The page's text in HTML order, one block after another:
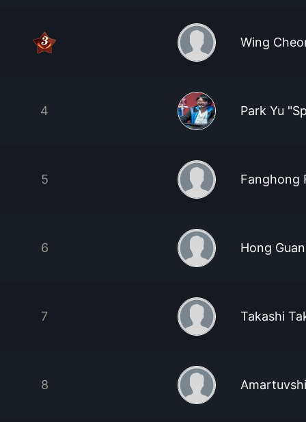
Wing
4 Park Yu
5 Fanghong
6 Hong
7 Takashi
8